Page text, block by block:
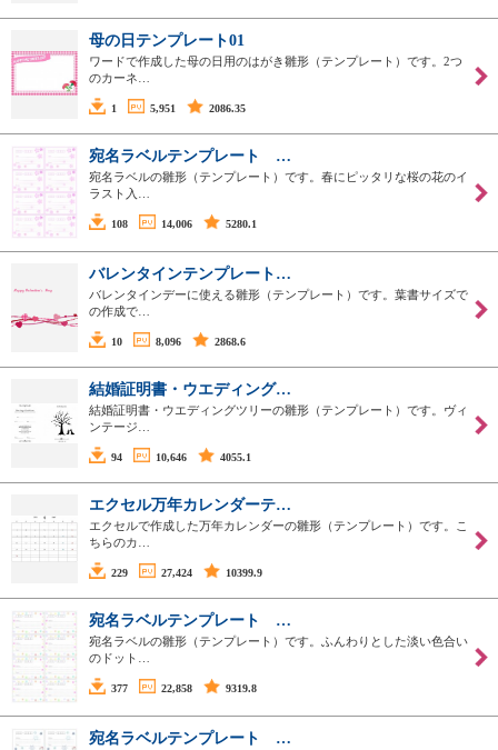
母の日テンプレート01
ワードで作成した母の日用のはがき雛形（テンプレート）です。2つ
のカーネ…
1 5,951 2086.35
宛名ラベルテンプレート …
宛名ラベルの雛形（テンプレート）です。春にピッタリな桜の花のイ
ラスト入…
108 14,006 5280.1
バレンタインテンプレート…
バレンタインデーに使える雛形（テンプレート）です。葉書サイズで
の作成で…
10 8,096 2868.6
結婚証明書・ウエディング…
結婚証明書・ウエディングツリーの雛形（テンプレート）です。ヴィ
ンテージ…
94 10,646 4055.1
エクセル万年カレンダーテ…
エクセルで作成した万年カレンダーの雛形（テンプレート）です。こ
ちらのカ…
229 27,424 10399.9
宛名ラベルテンプレート …
宛名ラベルの雛形（テンプレート）です。ふんわりとした淡い色合い
のドット…
377 22,858 9319.8
宛名ラベルテンプレート …